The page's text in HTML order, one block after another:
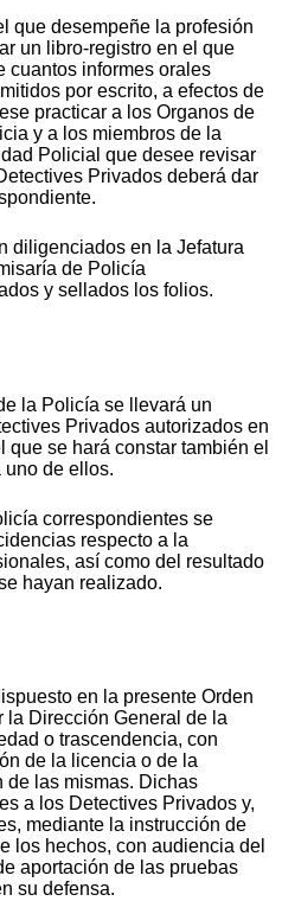
que desempeñe la profesión
un libro-registro en el que
cuantos informes orales
por escrito, a efectos de
practicar a los Organos de
y a los miembros de la
Policial que desee revisar
Privados deberá dar
diligenciados en la Jefatura
de Policía
y sellados los folios.
la Policía se llevará un
Privados autorizados en
se hará constar también el
de ellos.
correspondientes se
respecto a la
así como del resultado
hayan realizado.
en la presente Orden
la Dirección General de la
o trascendencia, con
de la licencia o de la
de las mismas. Dichas
a los Detectives Privados y,
mediante la instrucción de
los hechos, con audiencia del
aportación de las pruebas
su defensa.